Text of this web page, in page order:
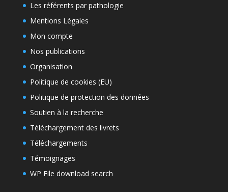
Les référents par pathologie
Mentions Légales
Mon compte
Nos publications
Organisation
Politique de cookies (EU)
Politique de protection des données
Soutien à la recherche
Téléchargement des livrets
Téléchargements
Témoignages
WP File download search